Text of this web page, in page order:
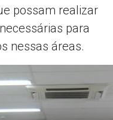
possam realizar
para
nessas áreas.